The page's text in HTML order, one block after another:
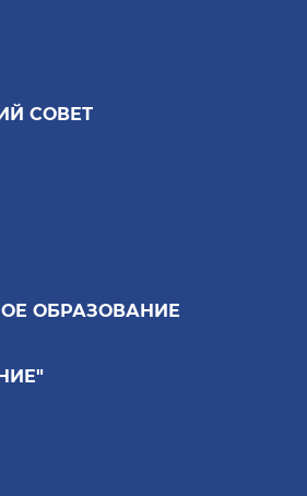
СОВЕТ
ОБРАЗОВАНИЕ